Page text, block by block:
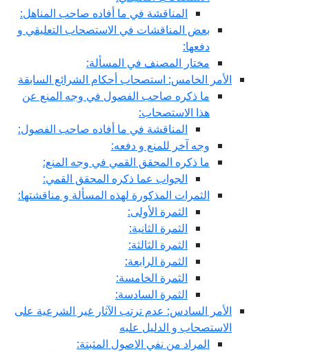
المناقشة في ما أفاده صاحب المناهل:
بعض المناقشات في الاستصحاب التعليقي و
دفعها:
مختار المصنف في المسألة:
الأمر الخامس: استصحاب أحكام الشرائع السابقة
ما ذكره صاحب الفصول في وجه المنع عن
هذا الاستصحاب:
المناقشة في ما أفاده صاحب الفصول:
وجه آخر للمنع و دفعه:
ما ذكره المحقق القمي في وجه المنع:
الجواب عما ذكره المحقق القمي:
الثمرات المذكورة لهذه المسألة و مناقشتها:
الثمرة الأولى:
الثمرة الثانية:
الثمرة الثالثة:
الثمرة الرابعة:
الثمرة الخامسة:
الثمرة السادسة:
الأمر السادس: عدم ترتب الآثار غير الشرعية على
الاستصحاب و الدليل عليه
المراد من نفي الاصول المثبتة: